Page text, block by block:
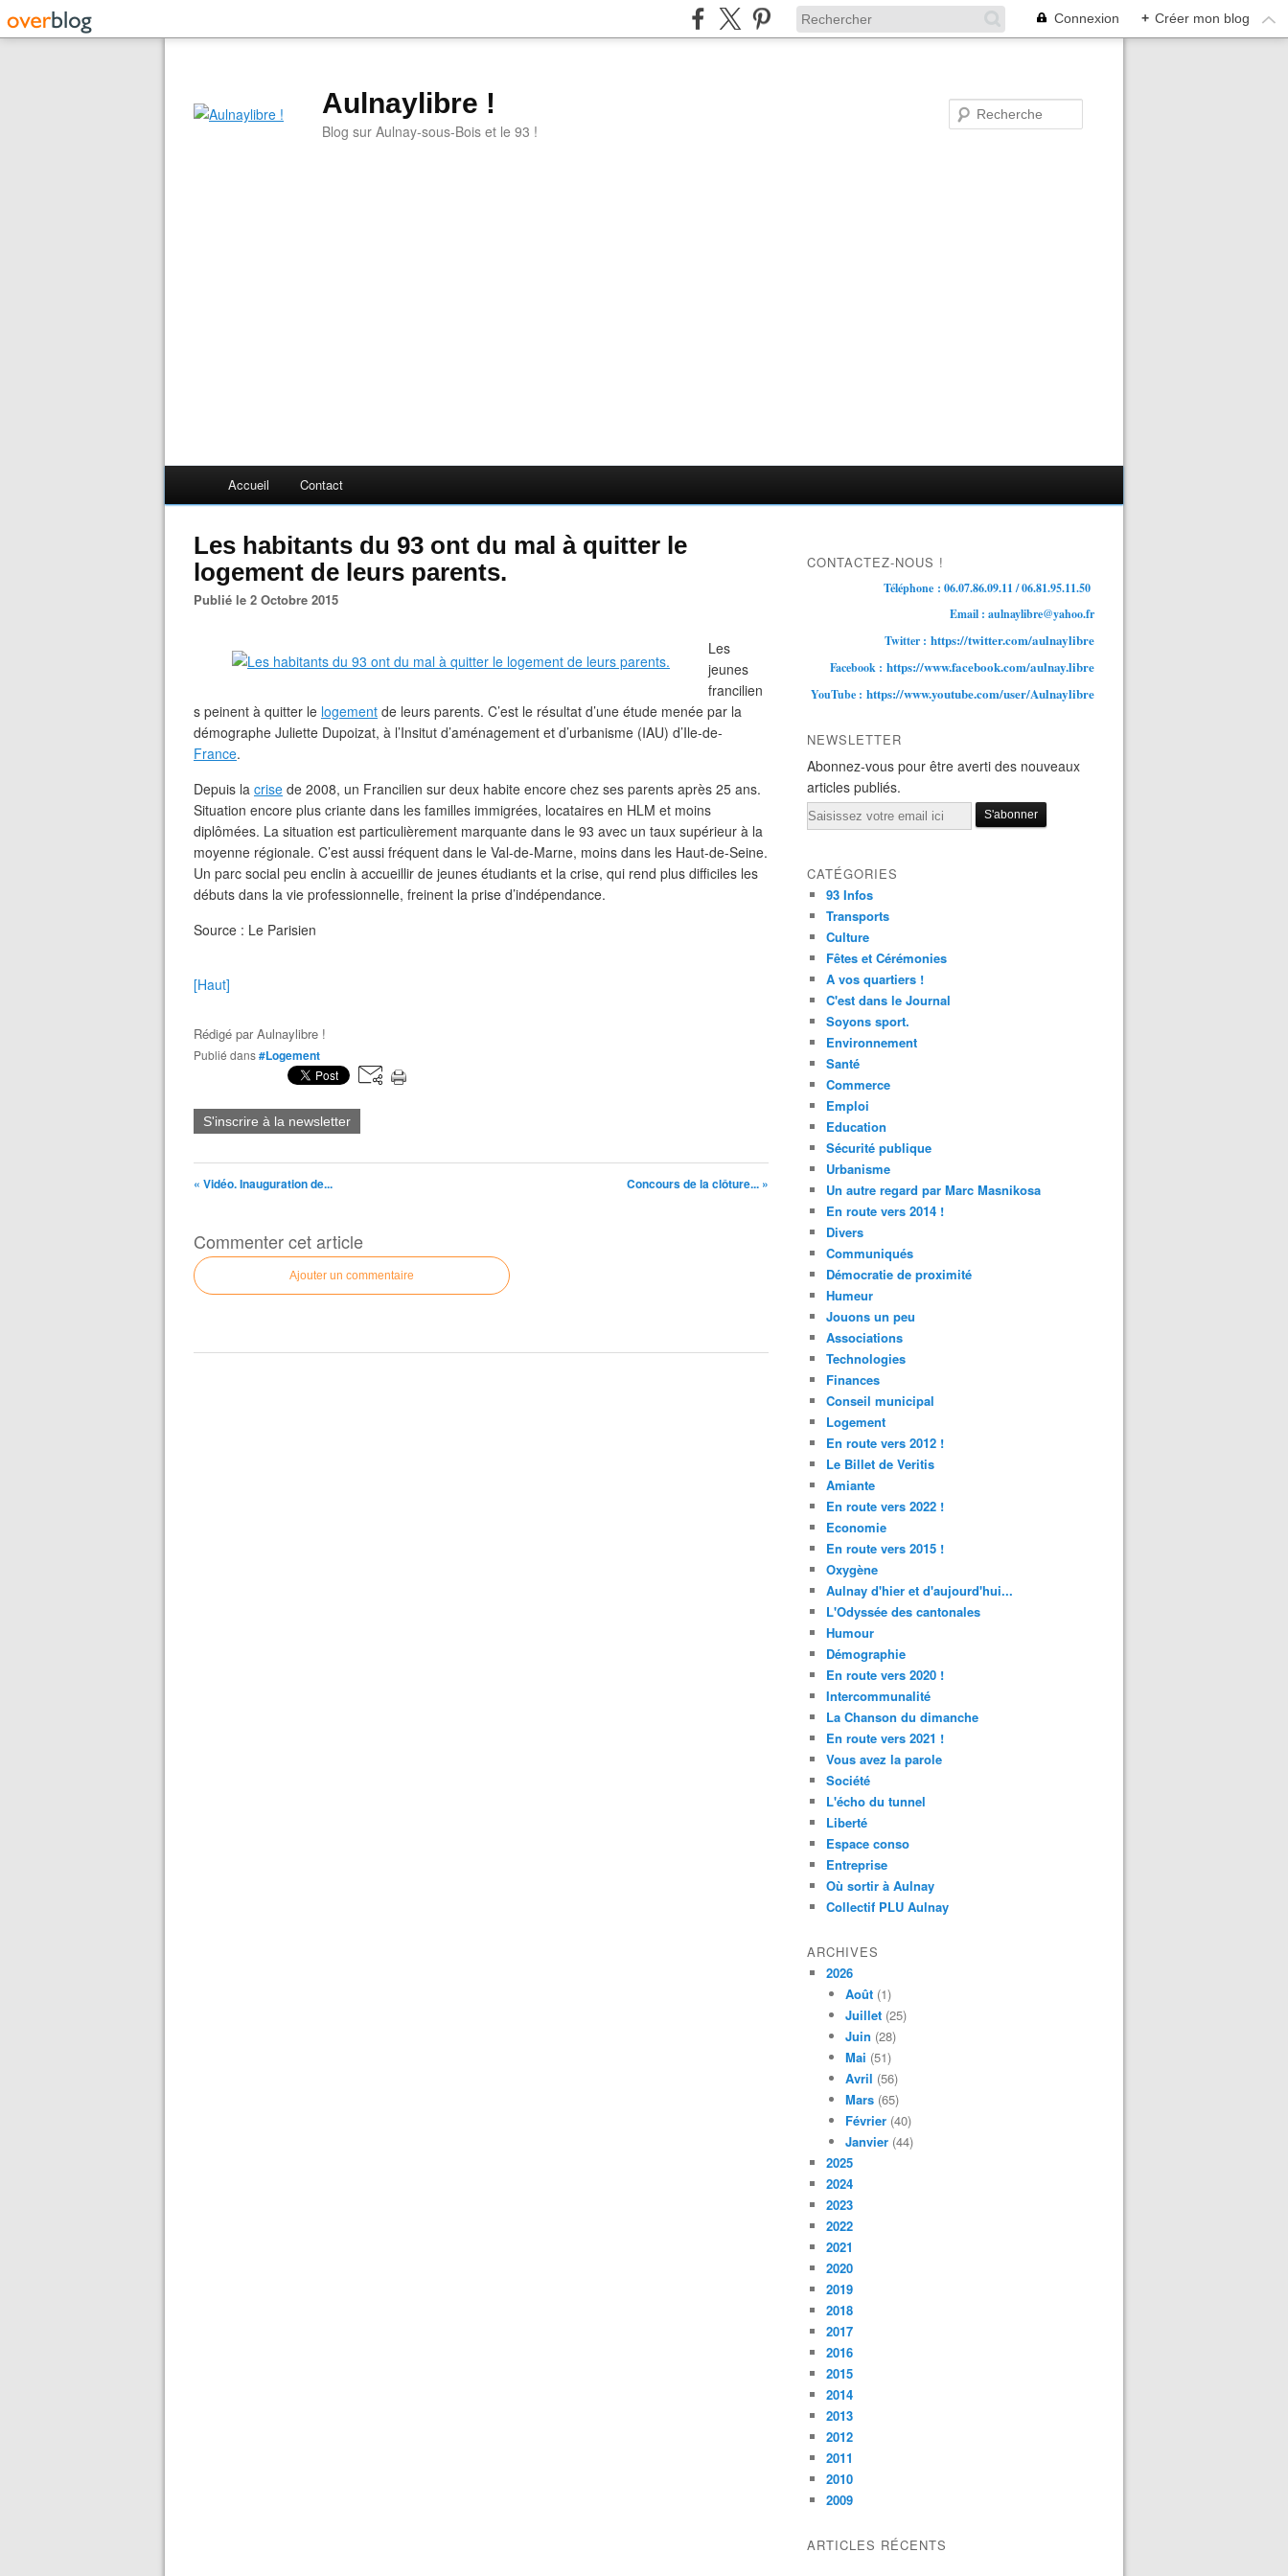
Connexion + Créer mon blog
Aulnaylibre !
Blog sur Aulnay-sous-Bois et le 93 !
Accueil Contact
Les habitants du 93 ont du mal à quitter le
logement de leurs parents.
Publié le 2 Octobre 2015
Les
jeunes
francilien
s peinent à quitter le logement de leurs parents. C’est le résultat d’une étude menée par la
démographe Juliette Dupoizat, à l’Insitut d’aménagement et d’urbanisme (IAU) d’Ile-de-
France.
Depuis la crise de 2008, un Francilien sur deux habite encore chez ses parents après 25 ans.
Situation encore plus criante dans les familles immigrées, locataires en HLM et moins
diplômées. La situation est particulièrement marquante dans le 93 avec un taux supérieur à la
moyenne régionale. C’est aussi fréquent dans le Val-de-Marne, moins dans les Haut-de-Seine.
Un parc social peu enclin à accueillir de jeunes étudiants et la crise, qui rend plus difficiles les
débuts dans la vie professionnelle, freinent la prise d’indépendance.
Source : Le Parisien
[Haut]
Rédigé parAulnaylibre !
Publié dans#Logement
S'inscrire à la newsletter
« Vidéo. Inauguration de... Concours de la clôture... »
Commenter cet article
Ajouter un commentaire
CONTACTEZ-NOUS !
Téléphone : 06.07.86.09.11 / 06.81.95.11.50
Email : aulnaylibre@yahoo.fr
Twitter : https://twitter.com/aulnaylibre
Facebook : https://www.facebook.com/aulnay.libre
YouTube : https://www.youtube.com/user/Aulnaylibre
NEWSLETTER
Abonnez-vous pour être averti des nouveaux
articles publiés.
Email
CATÉGORIES
93 Infos
Transports
Culture
Fêtes et Cérémonies
A vos quartiers !
C'est dans le Journal
Soyons sport.
Environnement
Santé
Commerce
Emploi
Education
Sécurité publique
Urbanisme
Un autre regard par Marc Masnikosa
En route vers 2014 !
Divers
Communiqués
Démocratie de proximité
Humeur
Jouons un peu
Associations
Technologies
Finances
Conseil municipal
Logement
En route vers 2012 !
Le Billet de Veritis
Amiante
En route vers 2022 !
Economie
En route vers 2015 !
Oxygène
Aulnay d'hier et d'aujourd'hui...
L'Odyssée des cantonales
Humour
Démographie
En route vers 2020 !
Intercommunalité
La Chanson du dimanche
En route vers 2021 !
Vous avez la parole
Société
L'écho du tunnel
Liberté
Espace conso
Entreprise
Où sortir à Aulnay
Collectif PLU Aulnay
ARCHIVES
2026
Août (1)
Juillet (25)
Juin (28)
Mai (51)
Avril (56)
Mars (65)
Février (40)
Janvier (44)
2025
2024
2023
2022
2021
2020
2019
2018
2017
2016
2015
2014
2013
2012
2011
2010
2009
ARTICLES RÉCENTS